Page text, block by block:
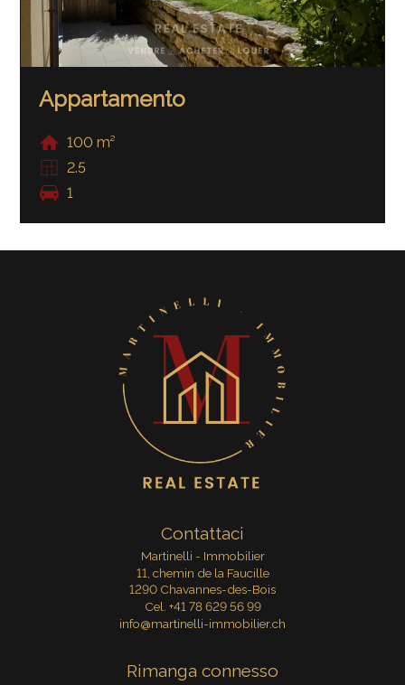
Appartamento
100 m²
2.5
1
Contattaci
Martinelli - Immobilier
11, chemin de la Faucille
1290 Chavannes-des-Bois
Cel. +41 78 629 56 99
info@martinelli-immobilier.ch
Rimanga connesso